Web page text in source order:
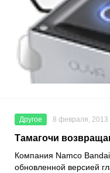
Другое 8 февраля, 2013
Тамагочи
Компания Namco
обновленной версией